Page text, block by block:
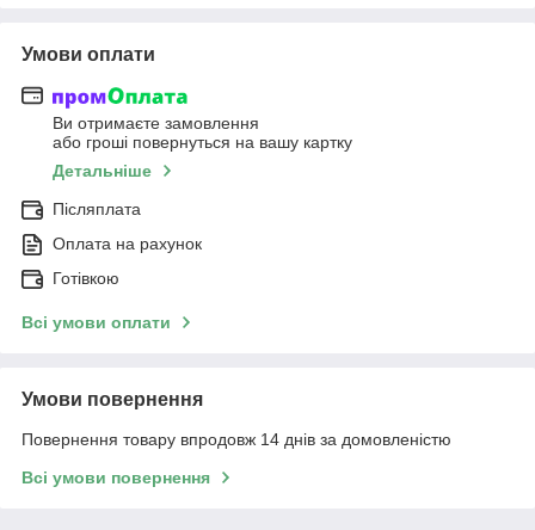
Умови оплати
Ви отримаєте замовлення
або гроші повернуться на вашу картку
Детальніше
Післяплата
Оплата на рахунок
Готівкою
Всі умови оплати
Умови повернення
Повернення товару впродовж 14 днів за домовленістю
Всі умови повернення